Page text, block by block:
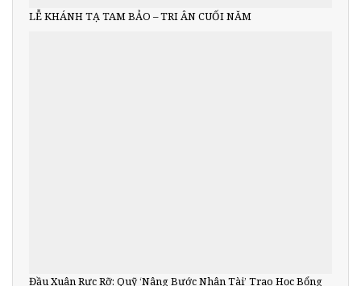
LỄ KHÁNH TẠ TAM BẢO – TRI ÂN CUỐI NĂM
Đầu Xuân Rực Rỡ: Quỹ ‘Nâng Bước Nhân Tài’ Trao Học Bổng